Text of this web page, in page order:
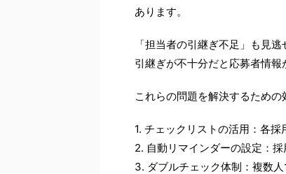
あります。
「担当者の引継ぎ不足」も見
引継ぎが不十分だと応募者情報
これらの問題を解決するための
1. チェックリストの活用：各
2. 自動リマインダーの設定：
3. ダブルチェック体制：複数